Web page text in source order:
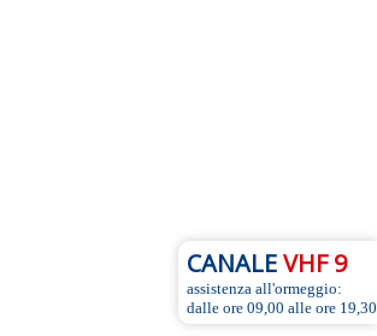
CANALEVHF 9
assistenza all'ormeggio:
dalle ore 09,00 alle ore 19,30